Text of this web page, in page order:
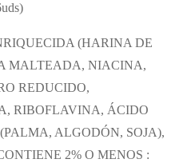
(HARINA DE
MALTEADA, NIACINA,
REDUCIDO,
RIBOFLAVINA, ÁCIDO
ALGODÓN, SOJA),
2% O MENOS :